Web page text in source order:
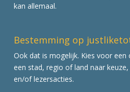
kan allemaal.
Bestemming op
Ook dat is mogelijk. Kies voor
een stad, regio of land naar
en/of lezersacties.